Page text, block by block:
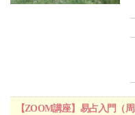
【ZOOM講座】易占入門（周